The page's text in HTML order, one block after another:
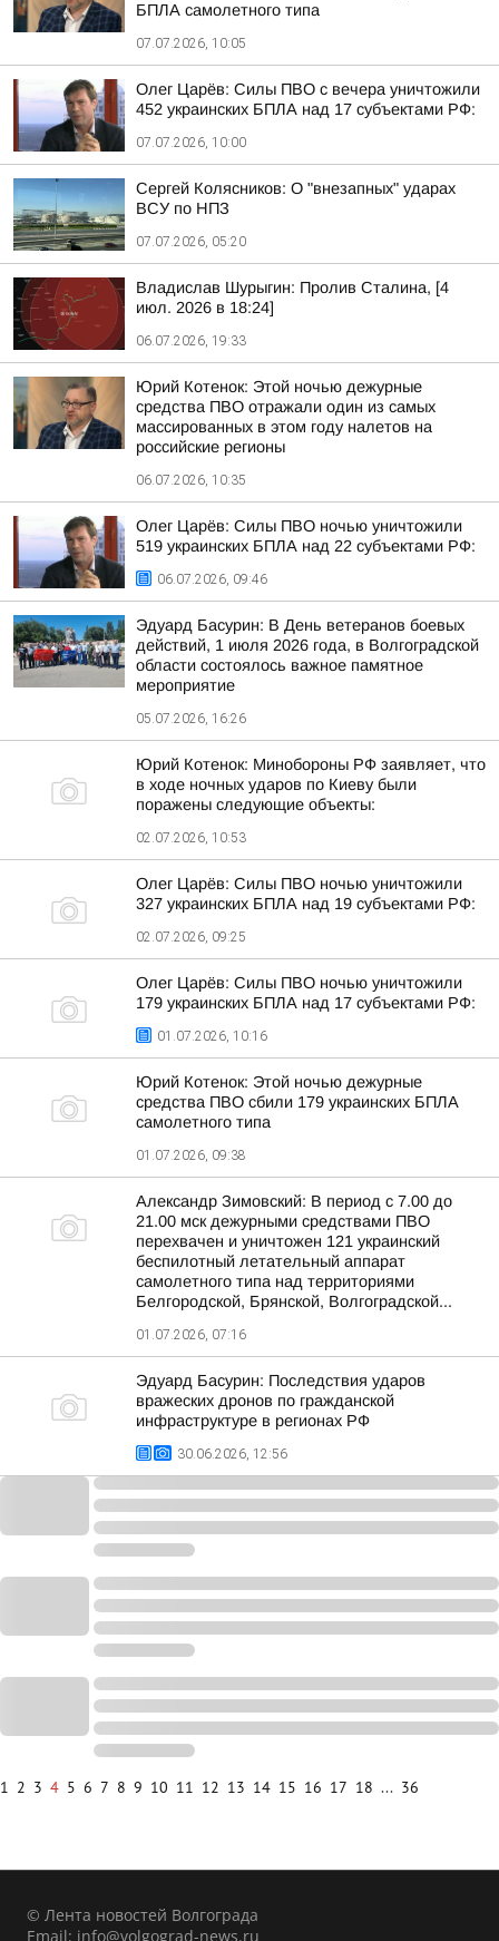
БПЛА самолетного типа
07.07.2026, 10:05
Олег Царёв: Силы ПВО с вечера уничтожили
452 украинских БПЛА над 17 субъектами РФ:
07.07.2026, 10:00
Сергей Колясников: О "внезапных" ударах
ВСУ по НПЗ
07.07.2026, 05:20
Владислав Шурыгин: Пролив Сталина, [4
июл. 2026 в 18:24]
06.07.2026, 19:33
Юрий Котенок: Этой ночью дежурные
средства ПВО отражали один из самых
массированных в этом году налетов на
российские регионы
06.07.2026, 10:35
Олег Царёв: Силы ПВО ночью уничтожили
519 украинских БПЛА над 22 субъектами РФ:
06.07.2026, 09:46
Эдуард Басурин: В День ветеранов боевых
действий, 1 июля 2026 года, в Волгоградской
области состоялось важное памятное
мероприятие
05.07.2026, 16:26
Юрий Котенок: Минобороны РФ заявляет, что
в ходе ночных ударов по Киеву были
поражены следующие объекты:
02.07.2026, 10:53
Олег Царёв: Силы ПВО ночью уничтожили
327 украинских БПЛА над 19 субъектами РФ:
02.07.2026, 09:25
Олег Царёв: Силы ПВО ночью уничтожили
179 украинских БПЛА над 17 субъектами РФ:
01.07.2026, 10:16
Юрий Котенок: Этой ночью дежурные
средства ПВО сбили 179 украинских БПЛА
самолетного типа
01.07.2026, 09:38
Александр Зимовский: В период с 7.00 до
21.00 мск дежурными средствами ПВО
перехвачен и уничтожен 121 украинский
беспилотный летательный аппарат
самолетного типа над территориями
Белгородской, Брянской, Волгоградской...
01.07.2026, 07:16
Эдуард Басурин: Последствия ударов
вражеских дронов по гражданской
инфраструктуре в регионах РФ
30.06.2026, 12:56
1 2 3 4 5 6 7 8 9 10 11 12 13 14 15 16 17 18 ... 36
© Лента новостей Волгограда
Email: info@volgograd-news.ru